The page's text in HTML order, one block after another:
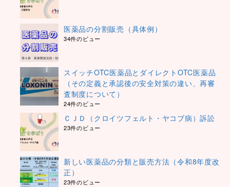
医薬品の分割販売（具体例）
34件のビュー
スイッチOTC医薬品とダイレクトOTC医薬品
（その定義と承認後の安全対策の違い、再審
査制度について）
24件のビュー
ＣＪＤ（クロイツフェルト・ヤコブ病）訴訟
23件のビュー
新しい医薬品の分類と販売方法（令和8年度改
正）
23件のビュー